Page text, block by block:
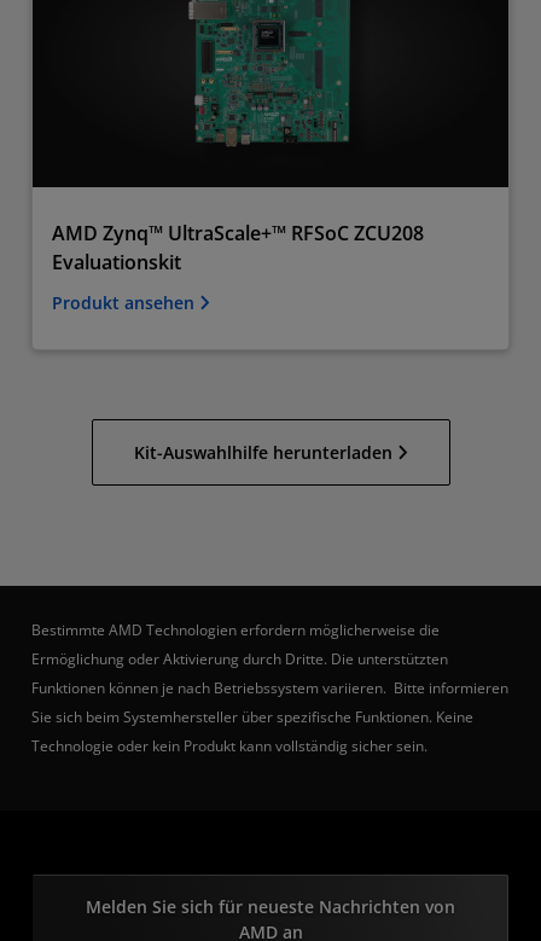
AMD Zynq™ UltraScale+™ RFSoC ZCU208
Evaluationskit
Produkt ansehen
Kit-Auswahlhilfe herunterladen
Bestimmte AMD Technologien erfordern möglicherweise die
Ermöglichung oder Aktivierung durch Dritte. Die unterstützten
Funktionen können je nach Betriebssystem variieren. Bitte informieren
Sie sich beim Systemhersteller über spezifische Funktionen. Keine
Technologie oder kein Produkt kann vollständig sicher sein.
Melden Sie sich für neueste Nachrichten von
AMD an